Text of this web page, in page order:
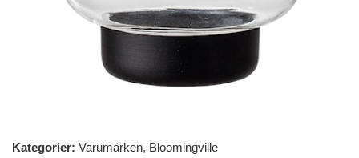
Kategorier: Varumärken, Bloomingville